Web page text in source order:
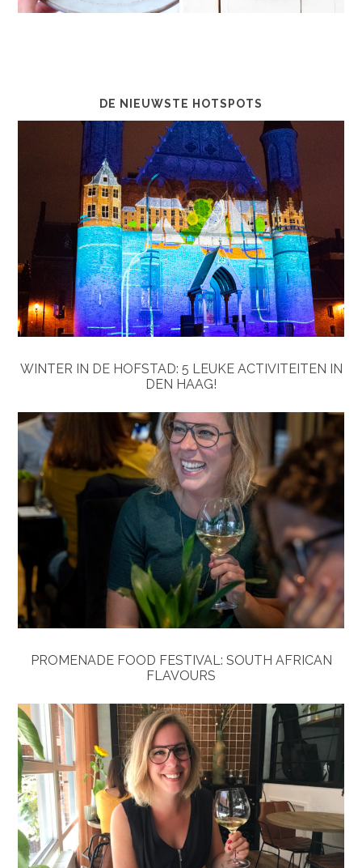
DE NIEUWSTE HOTSPOTS
WINTER IN DE HOFSTAD: 5 LEUKE ACTIVITEITEN IN
DEN HAAG!
PROMENADE FOOD FESTIVAL: SOUTH AFRICAN
FLAVOURS